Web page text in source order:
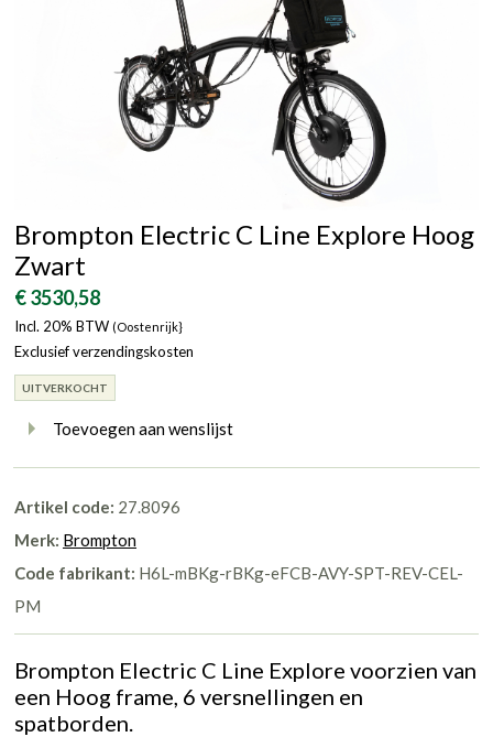
Brompton Electric C Line Explore Hoog
Zwart
€ 3530,58
Incl. 20% BTW (Oostenrijk}
Exclusief verzendingskosten
UITVERKOCHT
Toevoegen aan wenslijst
Artikel code: 27.8096
Merk: Brompton
Code fabrikant: H6L-mBKg-rBKg-eFCB-AVY-SPT-REV-CEL-
PM
Brompton Electric C Line Explore voorzien van
een Hoog frame, 6 versnellingen en
spatborden.